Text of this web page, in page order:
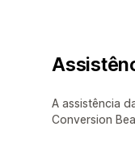
A assistência
Conversion